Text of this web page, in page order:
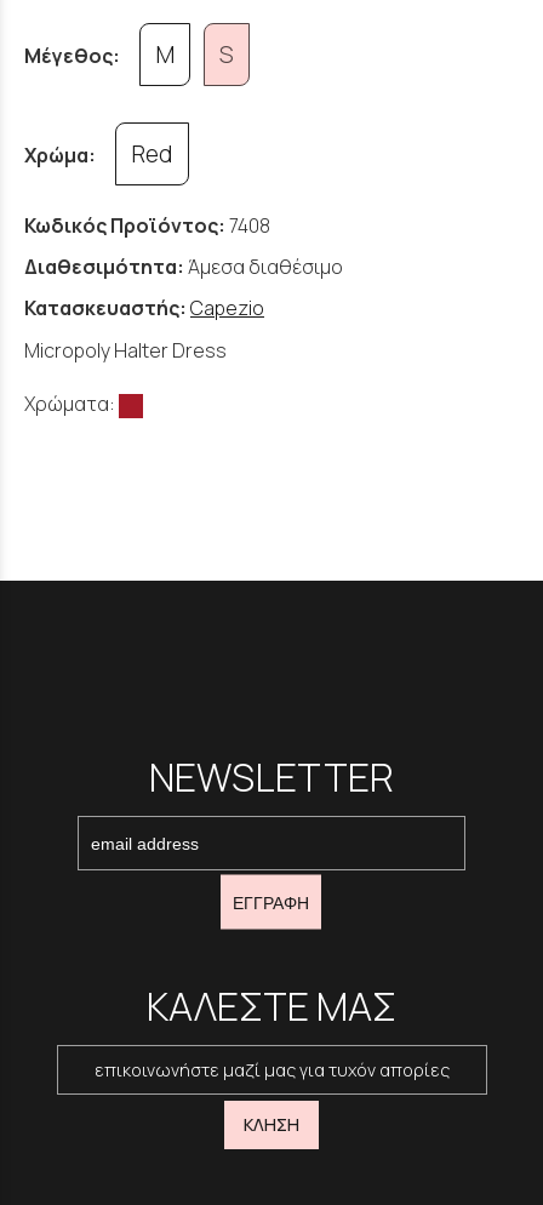
Μέγεθος: M S
Χρώμα: Red
Κωδικός Προϊόντος: 7408
Διαθεσιμότητα: Άμεσα διαθέσιμο
Κατασκευαστής: Capezio
Micropoly Halter Dress
Χρώματα:
NEWSLETTER
ΕΓΓΡΑΦΗ
ΚΑΛΕΣΤΕ ΜΑΣ
επικοινωνήστε μαζί μας για τυχόν απορίες
ΚΛΗΣΗ